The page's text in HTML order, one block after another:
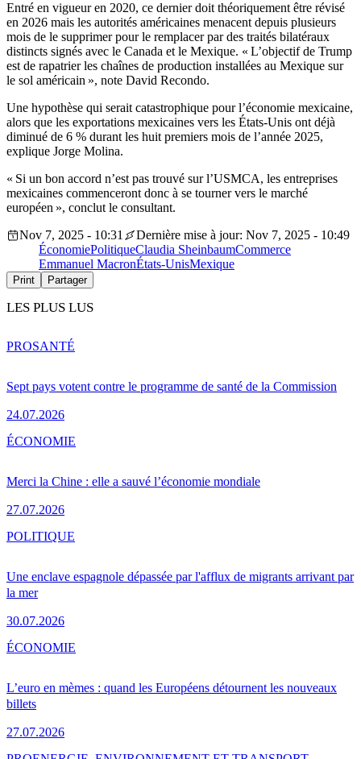
Entré en vigueur en 2020, ce dernier doit théoriquement être révisé
en 2026 mais les autorités américaines menacent depuis plusieurs
mois de le supprimer pour le remplacer par des traités bilatéraux
distincts signés avec le Canada et le Mexique. « L’objectif de Trump
est de rapatrier les chaînes de production installées au Mexique sur
le sol américain », note David Recondo.
Une hypothèse qui serait catastrophique pour l’économie mexicaine,
alors que les exportations mexicaines vers les États-Unis ont déjà
diminué de 6 % durant les huit premiers mois de l’année 2025,
explique Jorge Molina.
« Si un bon accord n’est pas trouvé sur l’USMCA, les entreprises
mexicaines commenceront donc à se tourner vers le marché
européen », conclut le consultant.
Nov 7, 2025 - 10:31
Dernière mise à jour: Nov 7, 2025 - 10:49
ÉconomiePolitiqueClaudia SheinbaumCommerce
Emmanuel MacronÉtats-UnisMexique
Print Partager
LES PLUS LUS
Sept pays votent contre le programme de santé de la Commission
24.07.2026
PROSANTÉ
Merci la Chine : elle a sauvé l’économie mondiale
27.07.2026
ÉCONOMIE
Une enclave espagnole dépassée par l'afflux de migrants arrivant par
la mer
30.07.2026
POLITIQUE
L’euro en mèmes : quand les Européens détournent les nouveaux
billets
27.07.2026
ÉCONOMIE